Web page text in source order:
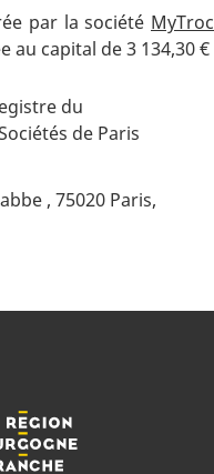
par la société MyTroc
au capital de 3 134,30 €
du
de Paris
, 75020 Paris,